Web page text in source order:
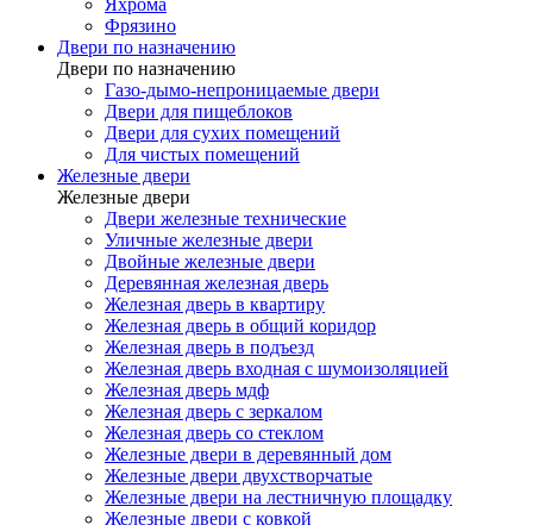
Яхрома
Фрязино
Двери по назначению
Двери по назначению
Газо-дымо-непроницаемые двери
Двери для пищеблоков
Двери для сухих помещений
Для чистых помещений
Железные двери
Железные двери
Двери железные технические
Уличные железные двери
Двойные железные двери
Деревянная железная дверь
Железная дверь в квартиру
Железная дверь в общий коридор
Железная дверь в подъезд
Железная дверь входная с шумоизоляцией
Железная дверь мдф
Железная дверь с зеркалом
Железная дверь со стеклом
Железные двери в деревянный дом
Железные двери двухстворчатые
Железные двери на лестничную площадку
Железные двери с ковкой